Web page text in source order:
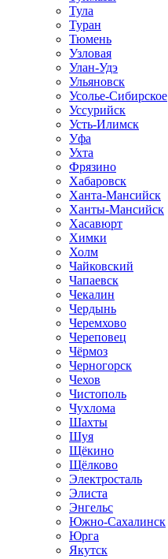
Тула
Туран
Тюмень
Узловая
Улан-Удэ
Ульяновск
Усолье-Сибирское
Уссурийск
Усть-Илимск
Уфа
Ухта
Фрязино
Хабаровск
Ханта-Мансийск
Ханты-Мансийск
Хасавюрт
Химки
Холм
Чайковский
Чапаевск
Чекалин
Чердынь
Черемхово
Череповец
Чёрмоз
Черногорск
Чехов
Чистополь
Чухлома
Шахты
Шуя
Щёкино
Щёлково
Электросталь
Элиста
Энгельс
Южно-Сахалинск
Юрга
Якутск